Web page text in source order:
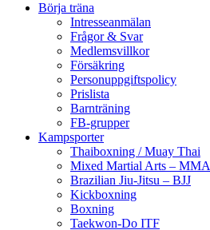
Börja träna
Intresseanmälan
Frågor & Svar
Medlemsvillkor
Försäkring
Personuppgiftspolicy
Prislista
Barnträning
FB-grupper
Kampsporter
Thaiboxning / Muay Thai
Mixed Martial Arts – MMA
Brazilian Jiu-Jitsu – BJJ
Kickboxning
Boxning
Taekwon-Do ITF